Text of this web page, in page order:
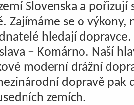
Slovenska a
Zajímáme se o výkony,
hledají
– Komárno. Naší
moderní drážní
dopravě pak
zemích.